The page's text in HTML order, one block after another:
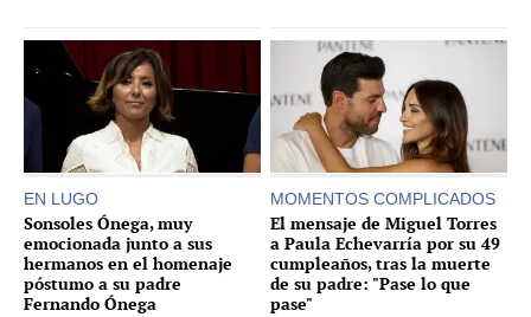
EN LUGO
Sonsoles Ónega, muy
emocionada junto a sus
hermanos en el homenaje
póstumo a su padre
Fernando Ónega
MOMENTOS COMPLICADOS
El mensaje de Miguel Torres
a Paula Echevarría por su 49
cumpleaños, tras la muerte
de su padre: "Pase lo que
pase"